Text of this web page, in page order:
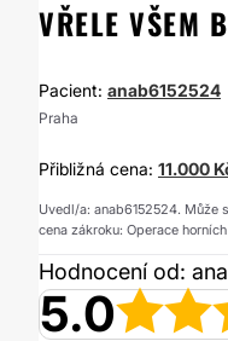
VŘELE VŠEM
Pacient: anab6152524
Praha
Přibližná cena: 11.000
Uvedl/a: anab6152524.
cena zákroku: Operace
Hodnocení od:
5.0